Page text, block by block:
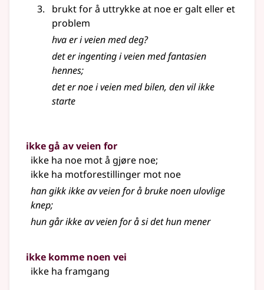
brukt for å uttrykke at noe er galt eller et
problem
hva er i veien med deg?
det er ingenting i veien med fantasien
hennes;
det er noe i veien med bilen, den vil ikke
starte
ikke gå av veien for
ikke ha noe mot å gjøre noe;
ikke ha motforestillinger mot noe
han gikk ikke av veien for å bruke noen ulovlige
knep;
hun går ikke av veien for å si det hun mener
ikke komme noen vei
ikke ha framgang